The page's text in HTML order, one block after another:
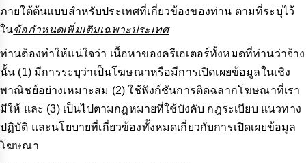
ภายใต้ต้นแบบสำหรับประเทศที่เกี่ยวข้องของท่าน ตามที่ระบุไว้
ในข้อกำหนดเพิ่มเติมเฉพาะประเทศ
ท่านต้องทำให้แน่ใจว่า เนื้อหาของครีเอเตอร์ทั้งหมดที่ท่านว่าจ้าง
นั้น (1) มีการระบุว่าเป็นโฆษณาหรือมีการเปิดเผยข้อมูลในเชิง
พาณิชย์อย่างเหมาะสม (2) ใช้ฟังก์ชันการติดฉลากโฆษณาที่เรา
มีให้ และ (3) เป็นไปตามกฎหมายที่ใช้บังคับ กฎระเบียบ แนวทาง
ปฏิบัติ และนโยบายที่เกี่ยวข้องทั้งหมดเกี่ยวกับการเปิดเผยข้อมูล
โฆษณา